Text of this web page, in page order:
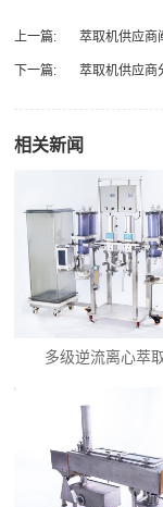
上一篇: 萃取机供应商
下一篇: 萃取机供应商
相关新闻
多级逆流离心萃